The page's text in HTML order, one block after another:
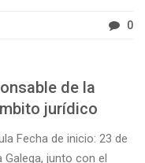
0
de la
jurídico
Fecha de inicio: 23 de
Galega, junto con el